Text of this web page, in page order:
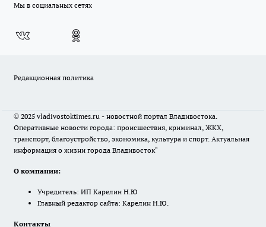
Мы в социальных сетях
Редакционная политика
© 2025 vladivostoktimes.ru - новостной портал Владивостока.
Оперативные новости города: происшествия, криминал, ЖКХ,
транспорт, благоустройство, экономика, культура и спорт. Актуальная
информация о жизни города Владивосток"
О компании:
Учредитель: ИП Карелин Н.Ю
Главный редактор сайта: Карелин Н.Ю.
Контакты